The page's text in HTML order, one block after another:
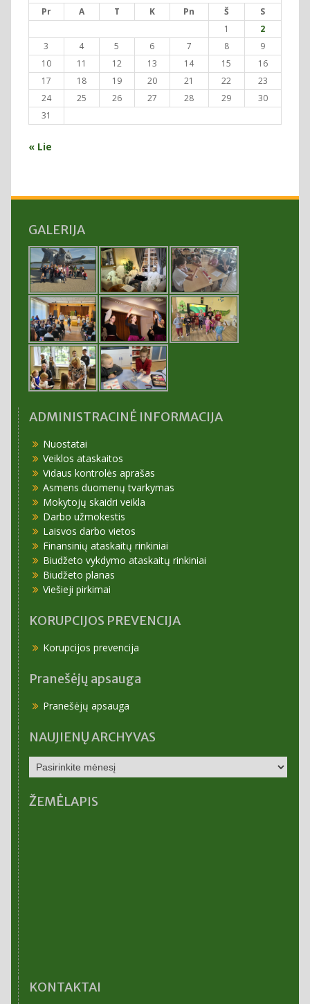
Pr A T K Pn Š
S
1
2
3
4 5 6 7 8
9
10
11 12 13 14 15
16
17
18 19 20 21 22
23
24
25 26 27 28 29
30
31
« Lie
GALERIJA
ADMINISTRACINĖ INFORMACIJA
Nuostatai
Veiklos ataskaitos
Vidaus kontrolės aprašas
Asmens duomenų tvarkymas
Mokytojų skaidri veikla
Darbo užmokestis
Laisvos darbo vietos
Finansinių ataskaitų rinkiniai
Biudžeto vykdymo ataskaitų rinkiniai
Biudžeto planas
Viešieji pirkimai
KORUPCIJOS PREVENCIJA
Korupcijos prevencija
Pranešėjų apsauga
Pranešėjų apsauga
NAUJIENŲ ARCHYVAS
NAUJIENŲ
ARCHYVAS
ŽEMĖLAPIS
KONTAKTAI